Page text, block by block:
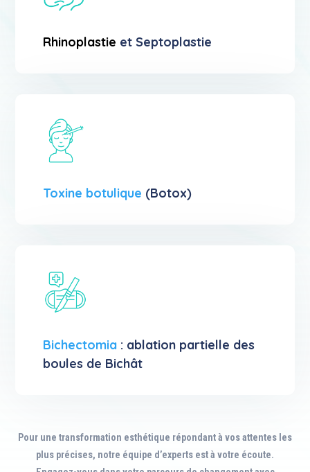
Rhinoplastie et Septoplastie
Toxine botulique (Botox)
Bichectomia : ablation partielle des
boules de Bichât
Pour une transformation esthétique répondant à vos attentes les
plus précises, notre équipe d’experts est à votre écoute.